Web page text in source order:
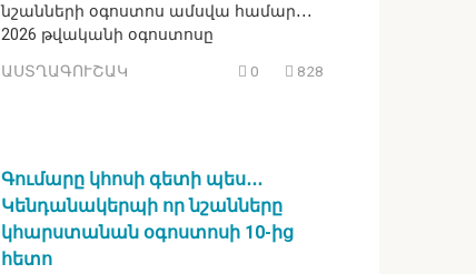
նշանների օգոստոս ամսվա համար․․․
2026 թվականի օգոստոսը
ԱՍՏՂԱԳՈՒՇԱԿ 0 828
Գումարը կհոսի գետի պես․․․
Կենդանակերպի որ նշանները
կհարստանան օգոստոսի 10-ից
հետո